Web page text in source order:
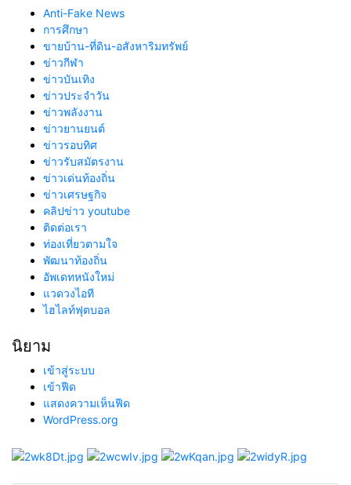
Anti-Fake News
การศึกษา
ขายบ้าน-ที่ดิน-อสังหาริมทรัพย์
ข่าวกีฬา
ข่าวบันเทิง
ข่าวประจำวัน
ข่าวพลังงาน
ข่าวยานยนต์
ข่าวรอบทิศ
ข่าวรับสมัตรงาน
ข่าวเด่นท้องถิ่น
ข่าวเศรษฐกิจ
คลิปข่าว youtube
ติดต่อเรา
ท่องเที่ยวตามใจ
พัฒนาท้องถิ่น
อัพเดทหนังใหม่
แวดวงไอที
ไฮไลท์ฟุตบอล
นิยาม
เข้าสู่ระบบ
เข้าฟีด
แสดงความเห็นฟีด
WordPress.org